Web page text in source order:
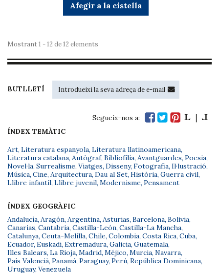
Afegir a la cistella
Mostrant 1 - 12 de 12 elements
BUTLLETÍ
Segueix-nos a:
ÍNDEX TEMÀTIC
Art, Literatura espanyola, Literatura llatinoamericana,
Literatura catalana, Autògraf, Bibliofília, Avantguardes, Poesia,
Novel·la, Surrealisme, Viatges, Disseny, Fotografia, Il·lustració,
Música, Cine, Arquitectura, Dau al Set, Història, Guerra civil,
Llibre infantil, Llibre juvenil, Modernisme, Pensament
ÍNDEX GEOGRÀFIC
Andalucía, Aragón, Argentina, Asturias, Barcelona, Bolivia,
Canarias, Cantabria, Castilla-León, Castilla-La Mancha,
Catalunya, Ceuta-Melilla, Chile, Colombia, Costa Rica, Cuba,
Ecuador, Euskadi, Extremadura, Galicia, Guatemala,
Illes Balears, La Rioja, Madrid, Méjico, Murcia, Navarra,
País Valencià, Panamá, Paraguay, Perú, República Dominicana,
Uruguay, Venezuela